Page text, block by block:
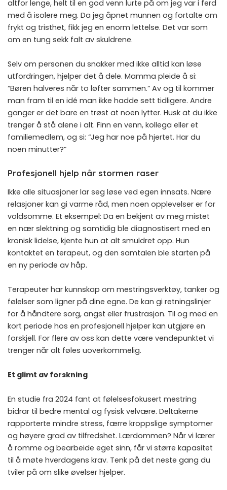
altfor lenge, helt til en god venn lurte på om jeg var i ferd
med å isolere meg. Da jeg åpnet munnen og fortalte om
frykt og tristhet, fikk jeg en enorm lettelse. Det var som
om en tung sekk falt av skuldrene.
Selv om personen du snakker med ikke alltid kan løse
utfordringen, hjelper det å dele. Mamma pleide å si:
“Børen halveres når to løfter sammen.” Av og til kommer
man fram til en idé man ikke hadde sett tidligere. Andre
ganger er det bare en trøst at noen lytter. Husk at du ikke
trenger å stå alene i alt. Finn en venn, kollega eller et
familiemedlem, og si: “Jeg har noe på hjertet. Har du
noen minutter?”
Profesjonell hjelp når stormen raser
Ikke alle situasjoner lar seg løse ved egen innsats. Nære
relasjoner kan gi varme råd, men noen opplevelser er for
voldsomme. Et eksempel: Da en bekjent av meg mistet
en nær slektning og samtidig ble diagnostisert med en
kronisk lidelse, kjente hun at alt smuldret opp. Hun
kontaktet en terapeut, og den samtalen ble starten på
en ny periode av håp.
Terapeuter har kunnskap om mestringsverktøy, tanker og
følelser som ligner på dine egne. De kan gi retningslinjer
for å håndtere sorg, angst eller frustrasjon. Til og med en
kort periode hos en profesjonell hjelper kan utgjøre en
forskjell. For flere av oss kan dette være vendepunktet vi
trenger når alt føles uoverkommelig.
Et glimt av forskning
En studie fra 2024 fant at følelsesfokusert mestring
bidrar til bedre mental og fysisk velvære. Deltakerne
rapporterte mindre stress, færre kroppslige symptomer
og høyere grad av tilfredshet. Lærdommen? Når vi lærer
å romme og bearbeide eget sinn, får vi større kapasitet
til å møte hverdagens krav. Tenk på det neste gang du
tviler på om slike øvelser hjelper.